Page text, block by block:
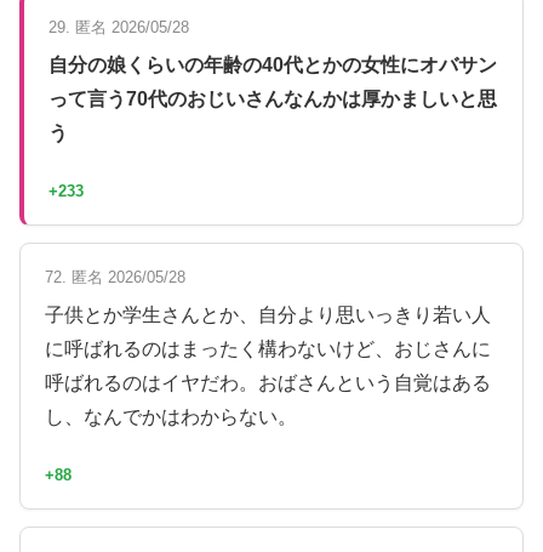
29. 匿名 2026/05/28
自分の娘くらいの年齢の40代とかの女性にオバサン
って言う70代のおじいさんなんかは厚かましいと思
う
+233
72. 匿名 2026/05/28
子供とか学生さんとか、自分より思いっきり若い人
に呼ばれるのはまったく構わないけど、おじさんに
呼ばれるのはイヤだわ。おばさんという自覚はある
し、なんでかはわからない。
+88